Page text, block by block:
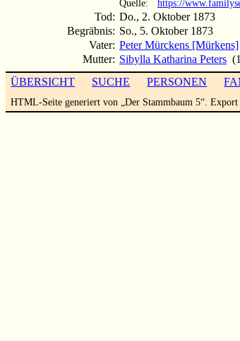
Quelle: https://
Tod: Do., 2. Oktober 1873
Begräbnis: So., 5. Oktober 1873
Vater: Peter Mürckens [Mürkens]
Mutter: Sibylla Katharina Peters
ÜBERSICHT
SUCHE PERSONEN
HTML-Seite generiert von „Der Stammbaum 5“.